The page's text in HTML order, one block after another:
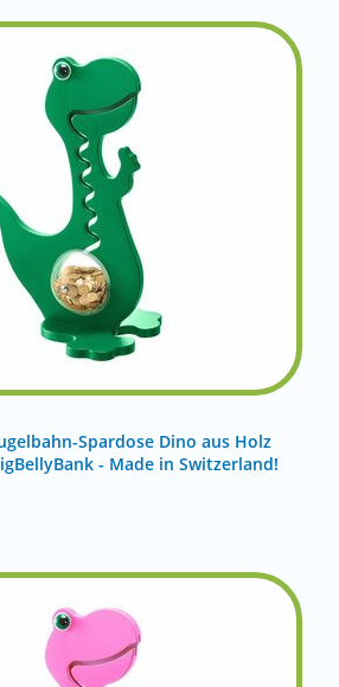
Spardose Dino aus Holz
- Made in Switzerland!